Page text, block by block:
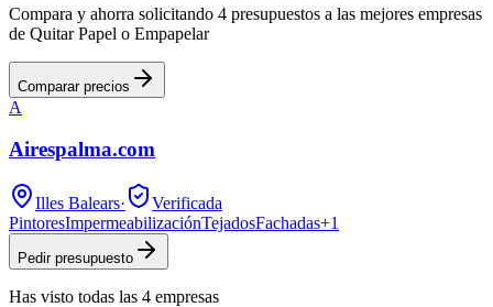
Compara y ahorra solicitando 4 presupuestos a las mejores empresas
de Quitar Papel o Empapelar
Comparar precios
A
Airespalma.com
Illes Balears·
Verificada
PintoresImpermeabilizaciónTejadosFachadas+1
Pedir presupuesto
Has visto todas las 4 empresas